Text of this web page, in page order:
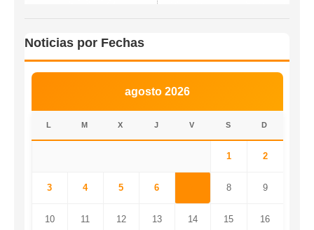
Noticias por Fechas
agosto 2026
L M X J V S D
1 2
3 4 5 6 8 9
10 11 12 13 14 15 16